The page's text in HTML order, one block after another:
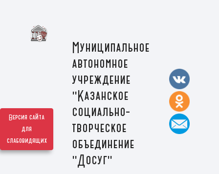
Версия сайта
для
слабовидящих
Муниципальное
автономное
учреждение
"Казанское
социально-
творческое
объединение
"Досуг"